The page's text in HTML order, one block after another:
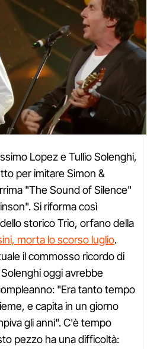
Lopez e Tullio Solenghi,
per imitare Simon &
"The Sound of Silence"
Si riforma così
storico Trio, orfano della
morta lo scorso luglio.
il commosso ricordo di
oggi avrebbe
"Era tanto tempo
e capita in un giorno
gli anni". C'è tempo
pezzo ha una difficoltà: